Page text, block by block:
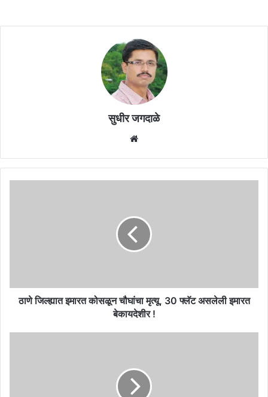
सुधीर जगदाळे
असलेली
इमारत
ठाणे जिल्ह्यात इमारत कोसळून चौघांचा मृत्यू, 30 फ्लॅट असलेली इमारत
बेकायदेशीर !